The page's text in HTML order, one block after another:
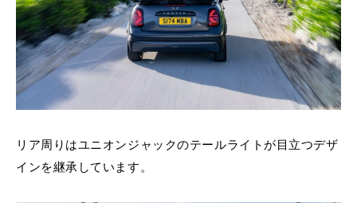
リア周りはユニオンジャックのテールライトが目立つデザ
インを継承しています。